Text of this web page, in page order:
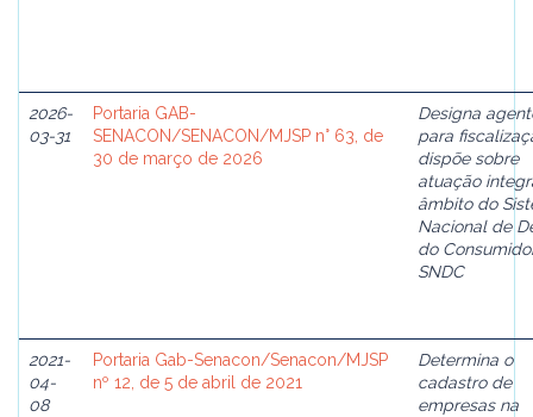
2026-
03-31
Portaria GAB-
SENACON/SENACON/MJSP n° 63, de
30 de março de 2026
Designa
para
dispõe sobre
atuação
âmbito do
Nacional de
do
SNDC
2021-
04-
08
Portaria Gab-Senacon/Senacon/MJSP
nº 12, de 5 de abril de 2021
Determina o
cadastro de
empresas na